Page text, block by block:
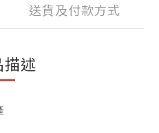
送貨及付款方式
描述